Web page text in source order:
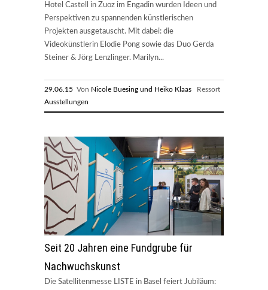
Hotel Castell in Zuoz im Engadin wurden Ideen und
Perspektiven zu spannenden künstlerischen
Projekten ausgetauscht. Mit dabei: die
Videokünstlerin Elodie Pong sowie das Duo Gerda
Steiner & Jörg Lenzlinger. Marilyn...
29.06.15 Von Nicole Buesing und Heiko Klaas Ressort
Ausstellungen
Seit 20 Jahren eine Fundgrube für
Nachwuchskunst
Die Satellitenmesse LISTE in Basel feiert Jubiläum: